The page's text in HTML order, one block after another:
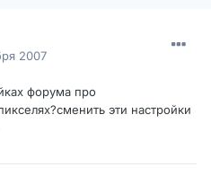
2007
форума про
эти настройки